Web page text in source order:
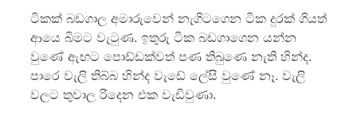
ටිකක් බඩගාල අමාරුවෙන් නැගිටගෙන ටික දුරක් ගියත්
ආයෙ බිමට වැටුණ. ඉතුරු ටික බඩගාගෙන යන්න
වුණේ ඇඟට පොඩ්ඩක්වත් පණ තිබුණෙ නැති හින්ද.
පාරෙ වැලි තිබ්බ හින්ද වැඩේ ලේසි වුණේ නෑ. වැලි
වලට තුවාල රිදෙන එක වැඩිවුණා.